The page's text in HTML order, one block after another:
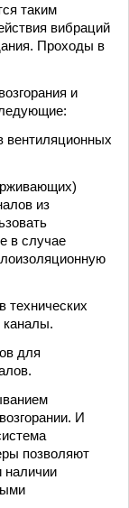
таким
вибраций
Проходы в
и
вентиляционных
из
в случае
технических
каналы.
для
И
позволяют
наличии